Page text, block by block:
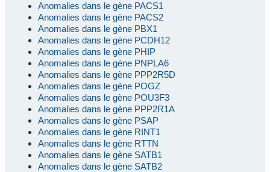
Anomalies dans le gène PACS1
Anomalies dans le gène PACS2
Anomalies dans le gène PBX1
Anomalies dans le gène PCDH12
Anomalies dans le gène PHIP
Anomalies dans le gène PNPLA6
Anomalies dans le gène PPP2R5D
Anomalies dans le gène POGZ
Anomalies dans le gène POU3F3
Anomalies dans le gène PPP2R1A
Anomalies dans le gène PSAP
Anomalies dans le gène RINT1
Anomalies dans le gène RTTN
Anomalies dans le gène SATB1
Anomalies dans le gène SATB2